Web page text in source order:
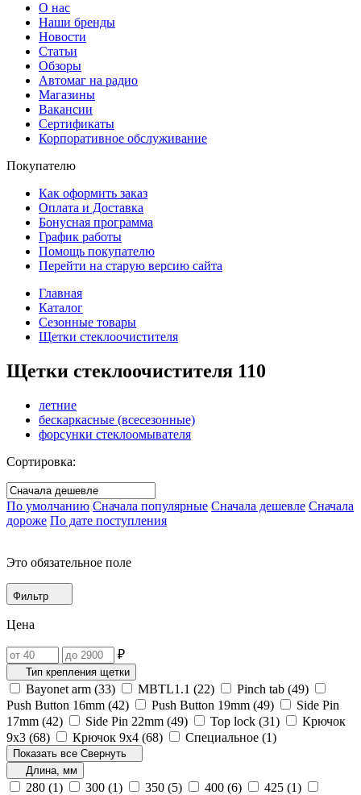
О нас
Наши бренды
Новости
Статьи
Обзоры
Автомаг на радио
Магазины
Вакансии
Сертификаты
Корпоративное обслуживание
Покупателю
Как оформить заказ
Оплата и Доставка
Бонусная программа
График работы
Помощь покупателю
Перейти на старую версию сайта
Главная
Каталог
Сезонные товары
Щетки стеклоочистителя
Щетки стеклоочистителя 110
летние
бескаркасные (всесезонные)
форсунки стеклоомывателя
Сортировка:
По умолчанию Сначала популярные Сначала дешевле Сначала
дороже По дате поступления
Это обязательное поле
Фильтр
Цена
₽
Тип крепления щетки
Bayonet arm (33) MBTL1.1‎ (22) Pinch tab (49)
Push Button 16mm (42) Push Button 19mm (49)
Side Pin
17mm (42) Side Pin 22mm (49) Top lock (31)
Крючок
9х3 (68) Крючок 9х4 (68) Специальное (1)
Показать все Свернуть
Длина, мм
280 (1) 300 (1) 350 (5) 400 (6) 425 (1)